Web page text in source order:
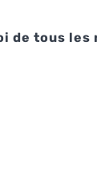
de tous les